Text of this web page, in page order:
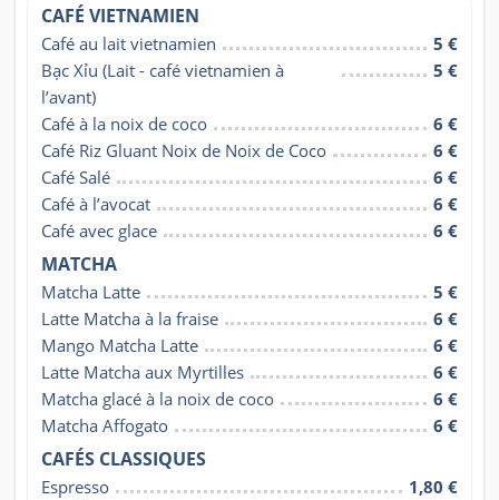
CAFÉ VIETNAMIEN
Café au lait vietnamien
5 €
Bạc Xỉu (Lait - café vietnamien à
l’avant)
5 €
Café à la noix de coco
6 €
Café Riz Gluant Noix de Noix de Coco
6 €
Café Salé
6 €
Café à l’avocat
6 €
Café avec glace
6 €
MATCHA
Matcha Latte
5 €
Latte Matcha à la fraise
6 €
Mango Matcha Latte
6 €
Latte Matcha aux Myrtilles
6 €
Matcha glacé à la noix de coco
6 €
Matcha Affogato
6 €
CAFÉS CLASSIQUES
Espresso
1,80 €